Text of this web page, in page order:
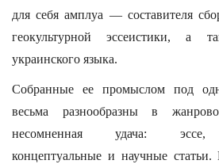
для себя амплуа — составителя
геокультурной эссеистики, а
украинского языка.
Собранные ее промыслом под
весьма разнообразны в
несомненная удача: эссе,
концептуальные и научные